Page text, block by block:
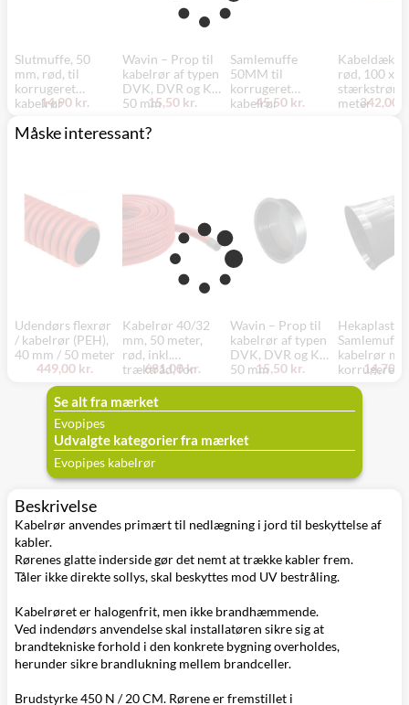
Slutmuffe, 50
mm, rød, til
korrugeret
kabelrør14,90 kr.
Wavin – Prop til
kabelrør af typen
DVK, DVR og KR,
50 mm15,50 kr.
Samlemuffe
50MM til
korrugeret
kabelrør45,50 kr.
rød, 100 x 2
stærkstrøm,
meter342,00
Måske interessant?
Udendørs flexrør
/ kabelrør (PEH),
40 mm / 50 meter
449,00 kr.
Kabelrør 40/32
mm, 50 meter,
rød, inkl.
træktråd, for
nedgravning
681,00 kr.
Wavin – Prop til
kabelrør af typen
DVK, DVR og KR,
50 mm15,50 kr.
Hekaplast:
kabelrør
korrugeret
overflade,
14,70
Se alt fra mærket
Evopipes
Udvalgte kategorier fra mærket
Evopipes kabelrør
Beskrivelse
Kabelrør anvendes primært til nedlægning i jord til beskyttelse af
kabler.
Rørenes glatte inderside gør det nemt at trække kabler frem.
Tåler ikke direkte sollys, skal beskyttes mod UV bestråling.
Kabelrøret er halogenfrit, men ikke brandhæmmende.
Ved indendørs anvendelse skal installatøren sikre sig at
brandtekniske forhold i den konkrete bygning overholdes,
herunder sikre brandlukning mellem brandceller.
Brudstyrke 450 N / 20 CM. Rørene er fremstillet i